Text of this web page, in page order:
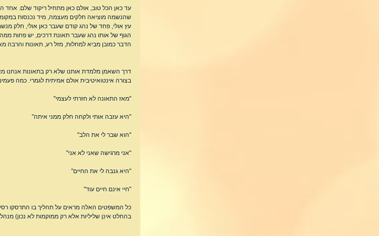
עד כאן הכל טוב, אולם כאן מתחיל ריקוד שלם. אחד
שהנשמה מוציאה חלקים מעצמה, מיד נכנסות
עץ אולי, פחד של נהג קודם שעבר כאן אולי, חלק
הגוף של אותו נהג שעבר תאונת דרכים, יש פחות
הדבר כמובן מביא למחלות, מזל רע, תאונות והרבה
דרך השאמן מלמדת אותנו שלא רק בתאונות אנחנו
בצורה אינטואיטיבית אולם אמיתית לגמרי. כמה
"מאז התאונה לא חזרתי לעצמי"
"היא עזבה אותי ולקחה חלק ממני איתה"
"הוא שבר לי את הלב"
"אני מרגישה שאני לא אני"
"היא גנבה לי את החיים"
"חיי אינם חיים עוד"
כל המשפטים האלה מראים על תהליך בו התרסקו
בהחלט אינן שליליות אלא רק ממוקמות לא נכון)